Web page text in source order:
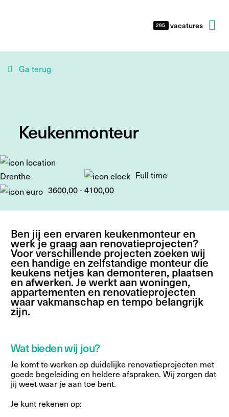
295 vacatures
Ga terug
Keukenmonteur
Drenthe
Full time
3600,00 - 4100,00
Ben jij een ervaren keukenmonteur en
werk je graag aan renovatieprojecten?
Voor verschillende projecten zoeken wij
een handige en zelfstandige monteur die
keukens netjes kan demonteren, plaatsen
en afwerken. Je werkt aan woningen,
appartementen en renovatieprojecten
waar vakmanschap en tempo belangrijk
zijn.
Wat bieden wij jou?
Je komt te werken op duidelijke renovatieprojecten met
goede begeleiding en heldere afspraken. Wij zorgen dat
jij weet waar je aan toe bent.
Je kunt rekenen op: